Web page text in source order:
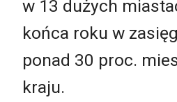
w 13 dużych
końca roku w
ponad 30 proc.
kraju.